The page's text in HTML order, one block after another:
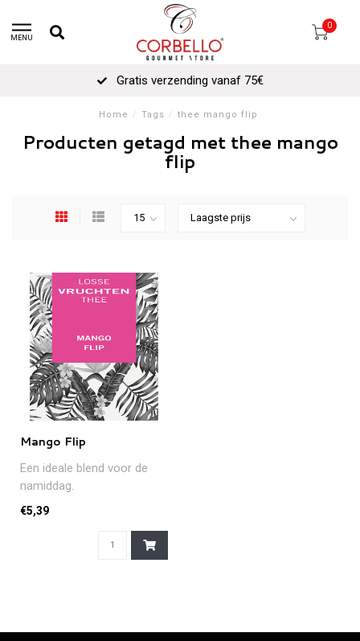
MENU
0
Gratis verzending vanaf 75€
Home / Tags / thee mango flip
Producten getagd met thee mango
flip
Mango Flip
Een ideale blend voor de
namiddag.
€5,39